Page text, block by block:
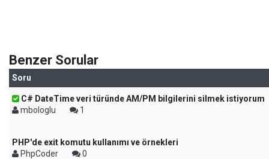
Benzer Sorular
Soru
C# DateTime veri türünde AM/PM bilgilerini silmek istiyorum
mbologlu
1
PHP'de exit komutu kullanımı ve örnekleri
PhpCoder
0